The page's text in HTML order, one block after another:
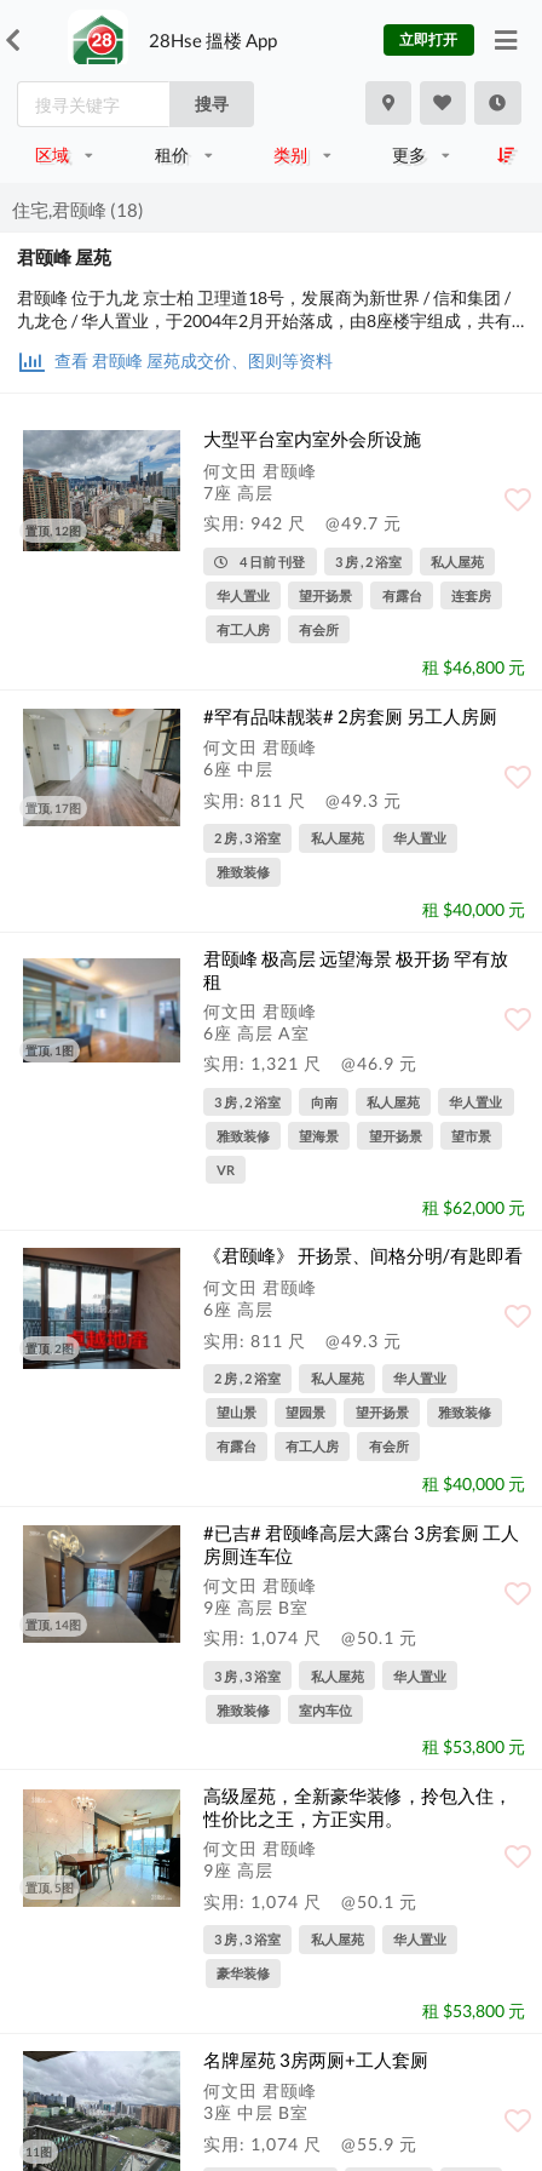
28Hse 搵楼 App 立即打开
搜寻
区域 租价 类别 更多
住宅,君颐峰 (18)
君颐峰 屋苑
君颐峰 位于九龙 京士柏 卫理道18号，发展商为新世界 / 信和集团 /
九龙仓 / 华人置业，于2004年2月开始落成，由8座楼宇组成，共有
池、儿童设施、运动设施、娱乐设施、餐饮设施、美容/保健、休闲
查看 君颐峰 屋苑成交价、图则等资料
置顶, 12图
大型平台室内室外会所设施
何文田 君颐峰
7座 高层
实用: 942 尺
@49.7 元
4 日前 刊登 3 房 , 2 浴室 私人屋苑
华人置业 望开扬景 有露台 连套房
有工人房 有会所
租 $46,800 元
置顶, 17图
#罕有品味靓装# 2房套厕 另工人房厕
何文田 君颐峰
6座 中层
实用: 811 尺
@49.3 元
2 房 , 3 浴室 私人屋苑 华人置业
雅致装修
租 $40,000 元
置顶, 1图
君颐峰 极高层 远望海景 极开扬 罕有放
租
何文田 君颐峰
6座 高层 A室
实用: 1,321 尺
@46.9 元
3 房 , 2 浴室 向南 私人屋苑 华人置业
雅致装修 望海景 望开扬景 望市景
VR
租 $62,000 元
置顶, 2图
《君颐峰》 开扬景、间格分明/有匙即看
何文田 君颐峰
6座 高层
实用: 811 尺
@49.3 元
2 房 , 2 浴室 私人屋苑 华人置业
望山景 望园景 望开扬景 雅致装修
有露台 有工人房 有会所
租 $40,000 元
置顶, 14图
#已吉# 君颐峰高层大露台 3房套厕 工人
房厠连车位
何文田 君颐峰
9座 高层 B室
实用: 1,074 尺
@50.1 元
3 房 , 3 浴室 私人屋苑 华人置业
雅致装修 室内车位
租 $53,800 元
置顶, 5图
高级屋苑，全新豪华装修，拎包入住，
性价比之王，方正实用。
何文田 君颐峰
9座 高层
实用: 1,074 尺
@50.1 元
3 房 , 3 浴室 私人屋苑 华人置业
豪华装修
租 $53,800 元
11图
名牌屋苑 3房两厕+工人套厕
何文田 君颐峰
3座 中层 B室
实用: 1,074 尺
@55.9 元